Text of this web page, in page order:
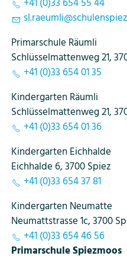
slr ml sch l nsp z
Primarschule Räumli
Schlüsselmattenweg 21,
+41 (0)33 654 01 35
Kindergarten Räumli
Schlüsselmattenweg 21,
+41 (0)33 654 01 36
Kindergarten Eichhalde
Eichhalde 6, 3700 Spiez
+41 (0)33 654 37 81
Kindergarten Neumatte
Neumattstrasse 1c, 3700
+41 (0)33 654 46 56
Primarschule Spiezmoos